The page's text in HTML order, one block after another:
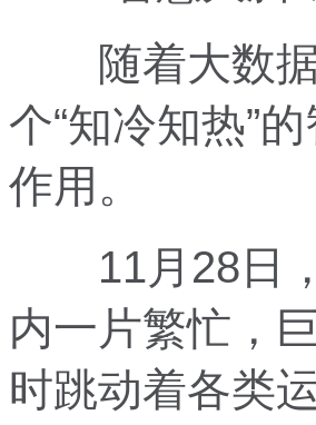
随着大数据
个“知冷知热”
作用。
11月28日，
内一片繁忙，
时跳动着各类